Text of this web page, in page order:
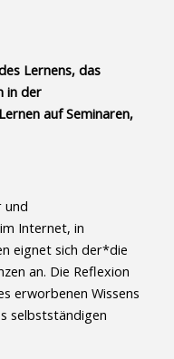
Lernens, das
in der
auf Seminaren,
und
Internet, in
eignet sich der*die
an. Die Reflexion
erworbenen Wissens
selbstständigen